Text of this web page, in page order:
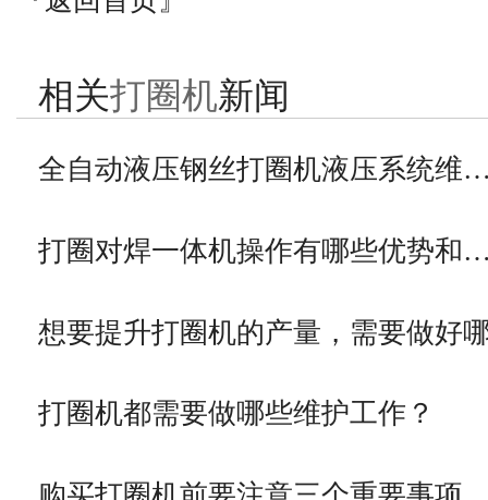
相关打圈机新闻
全自动液压钢丝打圈机液压系统维
打圈对焊一体机操作有哪些优势和
想要提升打圈机的产量，需要做好
打圈机都需要做哪些维护工作？